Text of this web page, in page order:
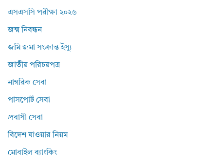
এসএসসি পরীক্ষা ২০২৬
জন্ম নিবন্ধন
জমি জমা সংক্রান্ত ইস্যু
জাতীয় পরিচয়পত্র
নাগরিক সেবা
পাসপোর্ট সেবা
প্রবাসী সেবা
বিদেশ যাওয়ার নিয়ম
মোবাইল ব্যাংকিং